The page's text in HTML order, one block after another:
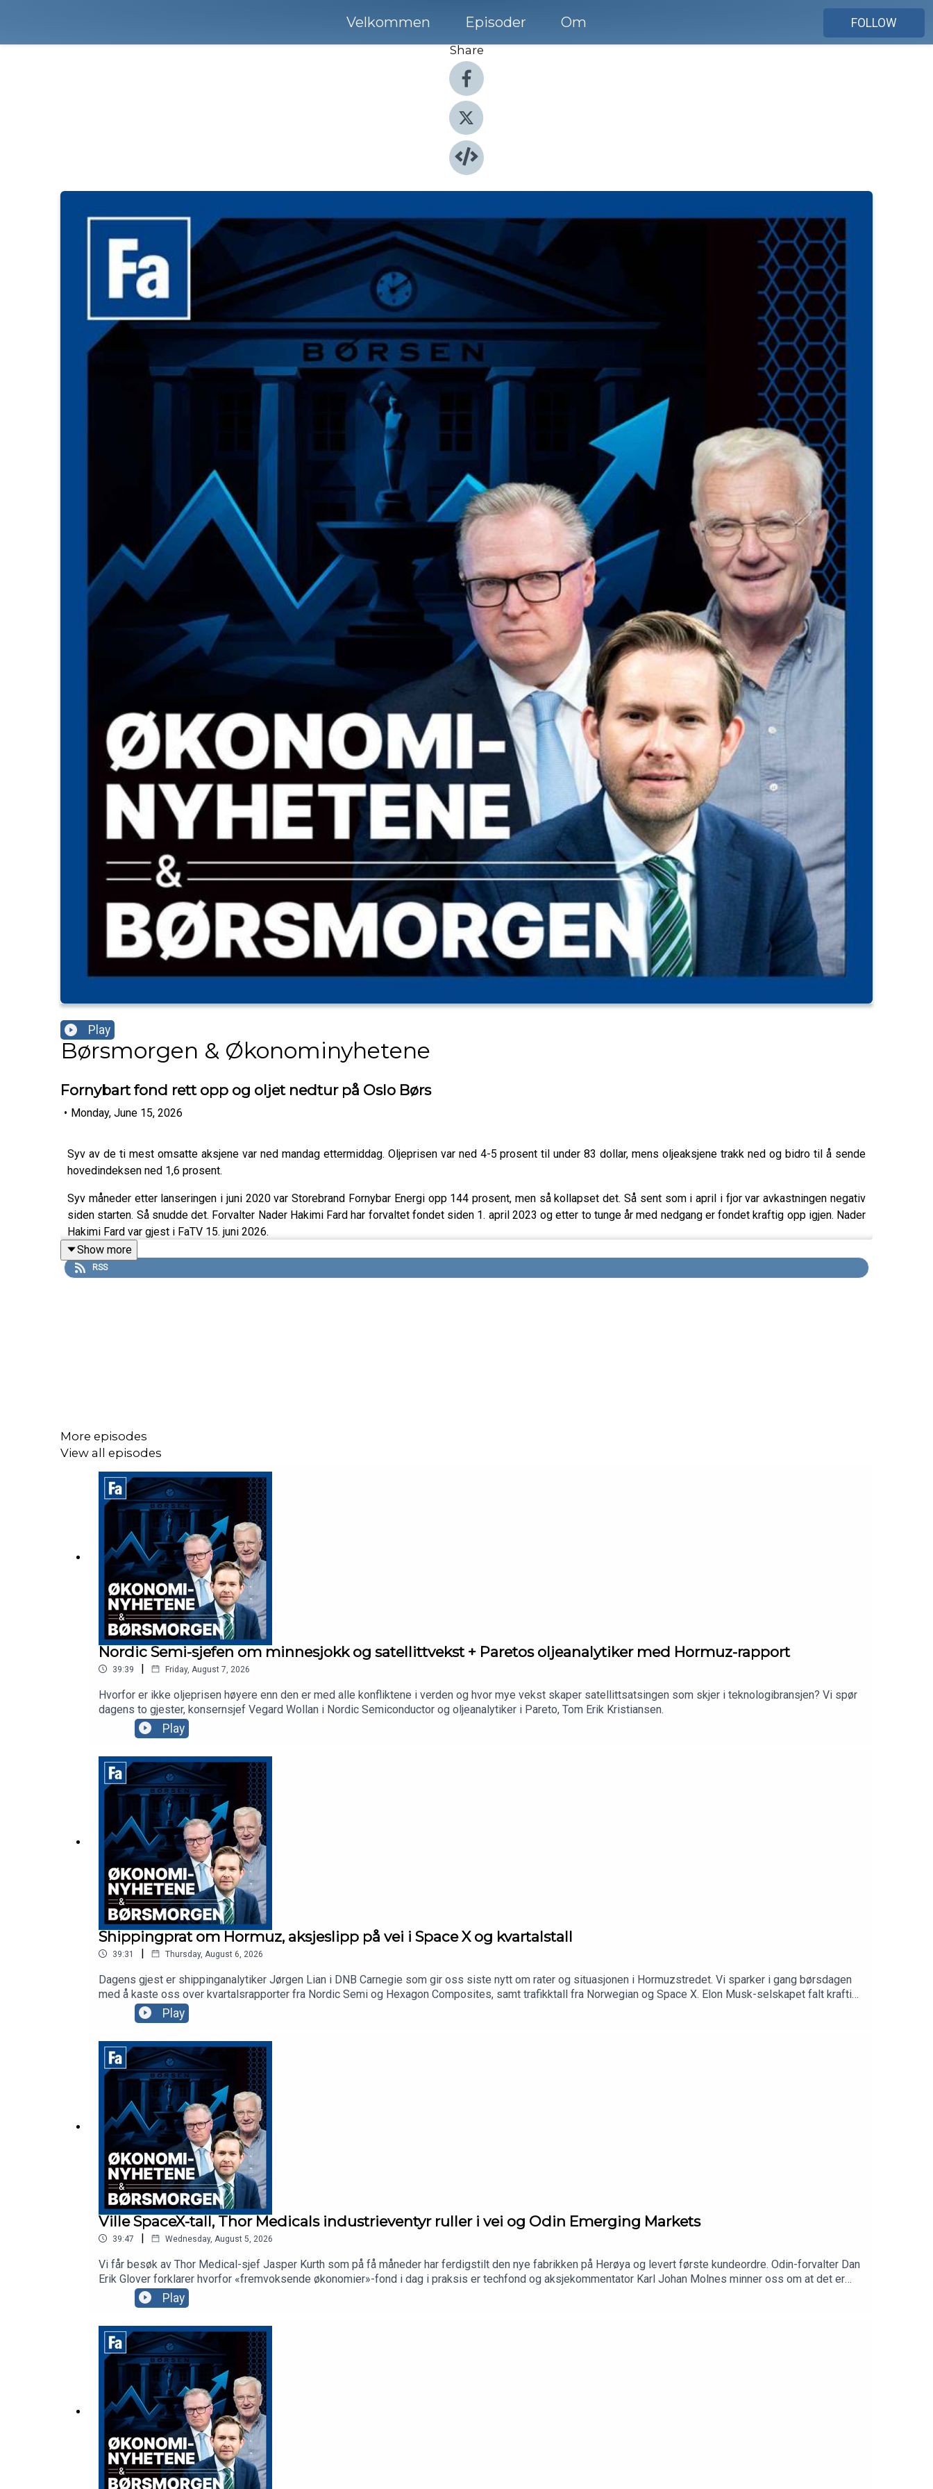
Velkommen Episoder Om
FOLLOW
Share
Play
Børsmorgen & Økonominyhetene
Fornybart fond rett opp og oljet nedtur på Oslo Børs
• Monday, June 15, 2026
Syv av de ti mest omsatte aksjene var ned mandag ettermiddag. Oljeprisen var ned 4-5 prosent til under 83 dollar, mens oljeaksjene trakk ned og bidro til å sende
hovedindeksen ned 1,6 prosent.
Syv måneder etter lanseringen i juni 2020 var Storebrand Fornybar Energi opp 144 prosent, men så kollapset det. Så sent som i april i fjor var avkastningen negativ
siden starten. Så snudde det. Forvalter Nader Hakimi Fard har forvaltet fondet siden 1. april 2023 og etter to tunge år med nedgang er fondet kraftig opp igjen. Nader
Hakimi Fard var gjest i FaTV 15. juni 2026.
Show more
RSS
More episodes
View all episodes
Nordic Semi-sjefen om minnesjokk og satellittvekst + Paretos oljeanalytiker med Hormuz-rapport
39:39 | Friday, August 7, 2026
Hvorfor er ikke oljeprisen høyere enn den er med alle konfliktene i verden og hvor mye vekst skaper satellittsatsingen som skjer i teknologibransjen? Vi spør
dagens to gjester, konsernsjef Vegard Wollan i Nordic Semiconductor og oljeanalytiker i Pareto, Tom Erik Kristiansen.
Play
Shippingprat om Hormuz, aksjeslipp på vei i Space X og kvartalstall
39:31 | Thursday, August 6, 2026
Dagens gjest er shippinganalytiker Jørgen Lian i DNB Carnegie som gir oss siste nytt om rater og situasjonen i Hormuzstredet. Vi sparker i gang børsdagen
med å kaste oss over kvartalsrapporter fra Nordic Semi og Hexagon Composites, samt trafikktall fra Norwegian og Space X. Elon Musk-selskapet falt kraftig
på børs etter tallslippet sitt og torsdag går lockup'en ut for en stor bunke aksjer i selskapet. Betyr det at mange innsidere nå vil selge? Vi spør
aksjekommentator Karl Johan Molnes.
Play
Ville SpaceX-tall, Thor Medicals industrieventyr ruller i vei og Odin Emerging Markets
39:47 | Wednesday, August 5, 2026
Vi får besøk av Thor Medical-sjef Jasper Kurth som på få måneder har ferdigstilt den nye fabrikken på Herøya og levert første kundeordre. Odin-forvalter Dan
Erik Glover forklarer hvorfor «fremvoksende økonomier»-fond i dag i praksis er techfond og aksjekommentator Karl Johan Molnes minner oss om at det er
mer AI og telekom enn Space i SpaceX.
Play